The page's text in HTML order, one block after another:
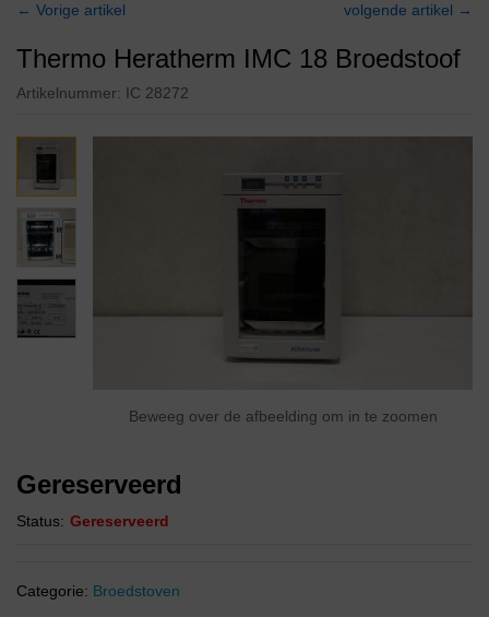
← Vorige artikel volgende artikel →
Thermo Heratherm IMC 18 Broedstoof
Artikelnummer: IC 28272
Beweeg over de afbeelding om in te zoomen
Gereserveerd
Status: Gereserveerd
Categorie: Broedstoven